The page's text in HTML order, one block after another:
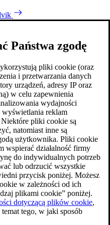
Państwa zgodę
pliki cookie (oraz
i przetwarzania danych
urządzeń, adresy IP oraz
w celu zapewnienia
wydajności
wyświetlania reklam
pliki cookie są
natomiast inne są
użytkownika. Pliki cookie
wspierać działalność firmy
do indywidualnych potrzeb
lub odrzucić wszystkie
przycisk poniżej. Możesz
w zależności od ich
plikami cookie” poniżej.
dotyczącą plików cookie,
tego, w jaki sposób